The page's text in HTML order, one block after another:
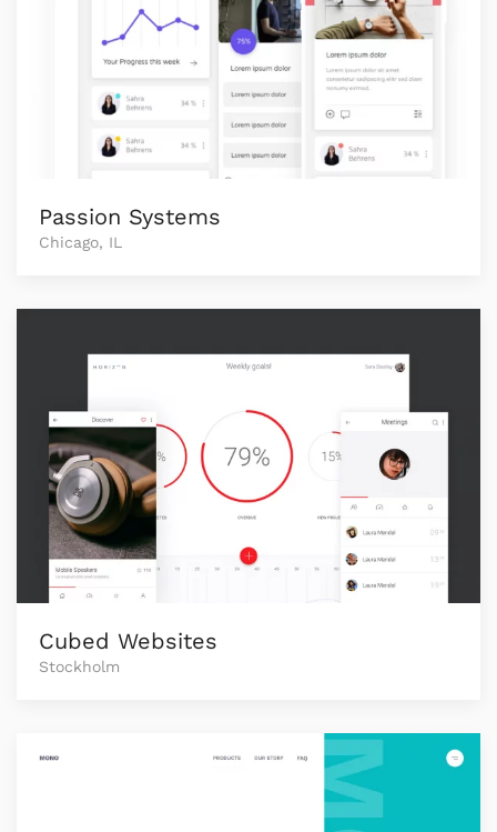
Passion Systems
Chicago, IL
Cubed Websites
Stockholm